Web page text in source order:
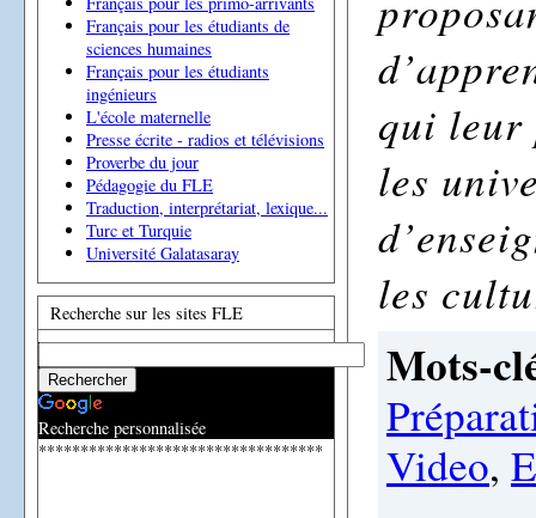
Français pour les étudiants de
sciences humaines
Français pour les étudiants
ingénieurs
L'école maternelle
Presse écrite - radios et télévisions
Proverbe du jour
Pédagogie du FLE
Traduction, interprétariat, lexique...
Turc et Turquie
Université Galatasaray
Recherche sur les sites FLE
Recherche personnalisée
**********************************
qui leur
les
les
Mots-
Video,